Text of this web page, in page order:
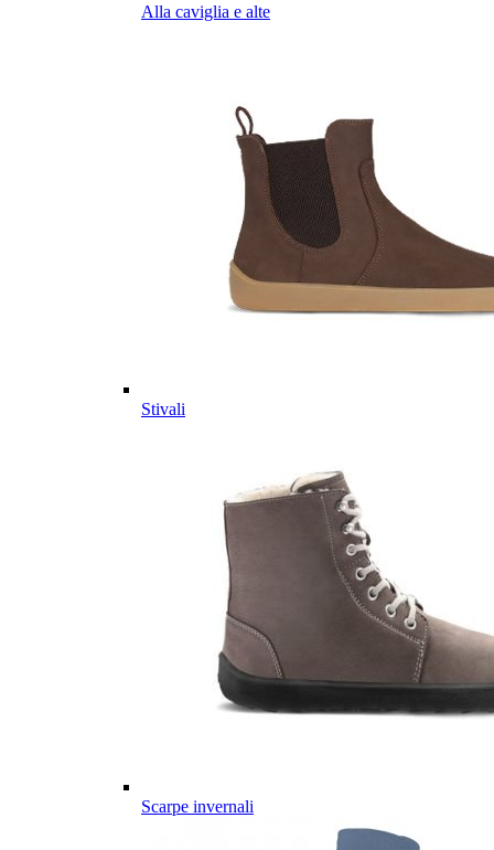
Alla caviglia e alte
Stivali
Scarpe invernali